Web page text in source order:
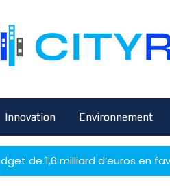
Innovation Environnement
de 1,6 milliard d’euros en